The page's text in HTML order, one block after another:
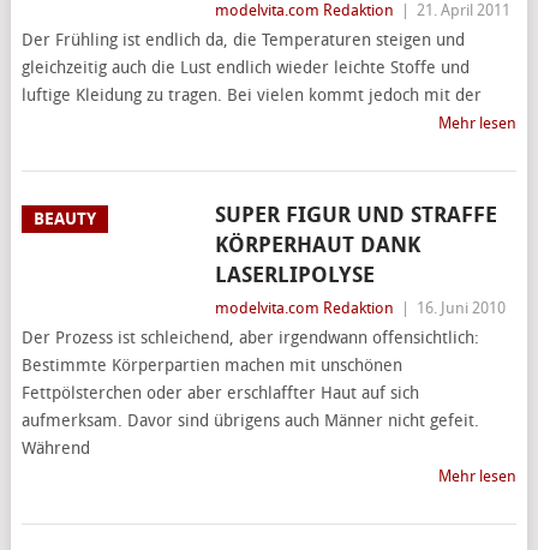
modelvita.com Redaktion 21. April 2011
Der Frühling ist endlich da, die Temperaturen steigen und
gleichzeitig auch die Lust endlich wieder leichte Stoffe und
luftige Kleidung zu tragen. Bei vielen kommt jedoch mit der
Mehr lesen
BEAUTY
SUPER FIGUR UND STRAFFE
KÖRPERHAUT DANK
LASERLIPOLYSE
modelvita.com Redaktion 16. Juni 2010
Der Prozess ist schleichend, aber irgendwann offensichtlich:
Bestimmte Körperpartien machen mit unschönen
Fettpölsterchen oder aber erschlaffter Haut auf sich
aufmerksam. Davor sind übrigens auch Männer nicht gefeit.
Während
Mehr lesen